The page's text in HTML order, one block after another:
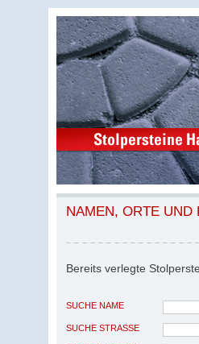
NAMEN, ORTE UND
Bereits verlegte
SUCHE NAME
SUCHE STRASSE